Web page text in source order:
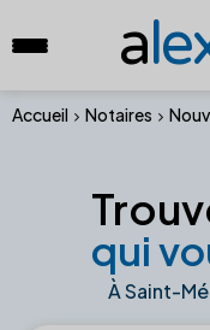
a
Accueil Notaires
qui
À Saint-